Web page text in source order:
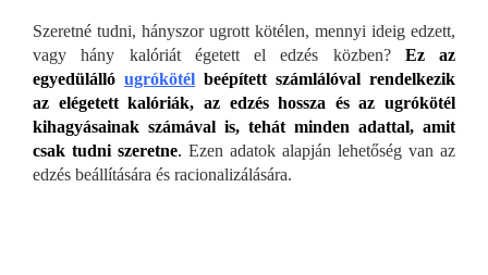
Szeretné tudni, hányszor ugrott kötélen, mennyi ideig edzett,
vagy hány kalóriát égetett el edzés közben? Ez az
egyedülálló ugrókötél beépített számlálóval rendelkezik
az elégetett kalóriák, az edzés hossza és az ugrókötél
kihagyásainak számával is, tehát minden adattal, amit
csak tudni szeretne. Ezen adatok alapján lehetőség van az
edzés beállítására és racionalizálására.